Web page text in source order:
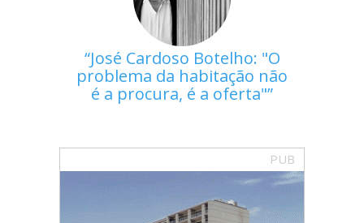
José Cardoso Botelho: "O
problema da habitação não
é a procura, é a oferta"
PUB